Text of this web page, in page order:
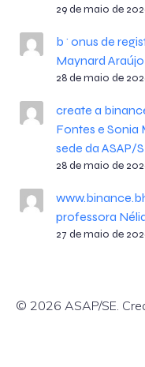
29 de maio de
b^onus de
Maynard
28 de maio de
create a
Fontes e Sonia
sede da ASAP/
28 de maio de
professora
27 de maio de
© 2026 ASAP/SE.